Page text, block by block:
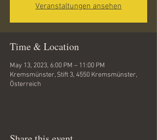
Veranstaltungen ansehen
Time & Location
May 13, 2023, 6:00 PM – 11:00 PM
Kremsmünster, Stift 3, 4550 Kremsmünster,
Österreich